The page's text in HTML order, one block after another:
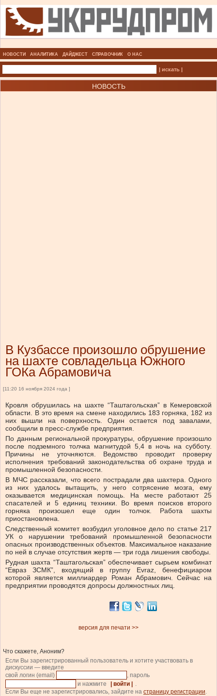
НОВОСТИ АНАЛИТИКА ДАЙДЖЕСТ СПРАВОЧНИК О НАС
| искать |
НОВОСТЬ
В Кузбассе произошло обрушение
на шахте совладельца Южного
ГОКа Абрамовича
[11:20 16 ноября 2024 года ]
Кровля обрушилась на шахте “Таштагольская” в Кемеровской
области. В это время на смене находились 183 горняка, 182 из
них вышли на поверхность. Один остается под завалами,
сообщили в пресс-службе предприятия.
По данным региональной прокуратуры, обрушение произошло
после подземного толчка магнитудой 5,4 в ночь на субботу.
Причины не уточняются. Ведомство проводит проверку
исполнения требований законодательства об охране труда и
промышленной безопасности.
В МЧС рассказали, что всего пострадали два шахтера. Одного
из них удалось вытащить, у него сотрясение мозга, ему
оказывается медицинская помощь. На месте работают 25
спасателей и 5 единиц техники. Во время поисков второго
горняка произошел еще один толчок. Работа шахты
приостановлена.
Следственный комитет возбудил уголовное дело по статье 217
УК о нарушении требований промышленной безопасности
опасных производственных объектов. Максимальное наказание
по ней в случае отсутствия жертв — три года лишения свободы.
Рудная шахта “Таштагольская” обеспечивает сырьем комбинат
“Евраз ЗСМК”, входящий в группу Evraz, бенефициаром
которой является миллиардер Роман Абрамович. Сейчас на
предприятии проводятся допросы должностных лиц.
версия для печати >>
Что скажете, Аноним?
Если Вы зарегистрированный пользователь и хотите участвовать в
дискуссии — введите
свой логин (email)
, пароль
и нажмите
| войти |
.
Если Вы еще не зарегистрировались, зайдите на страницу регистрации.